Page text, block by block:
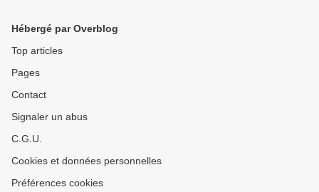
Hébergé par Overblog
Top articles
Pages
Contact
Signaler un abus
C.G.U.
Cookies et données personnelles
Préférences cookies